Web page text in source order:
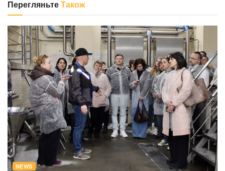
ПерегляньтеТакож
NEWS